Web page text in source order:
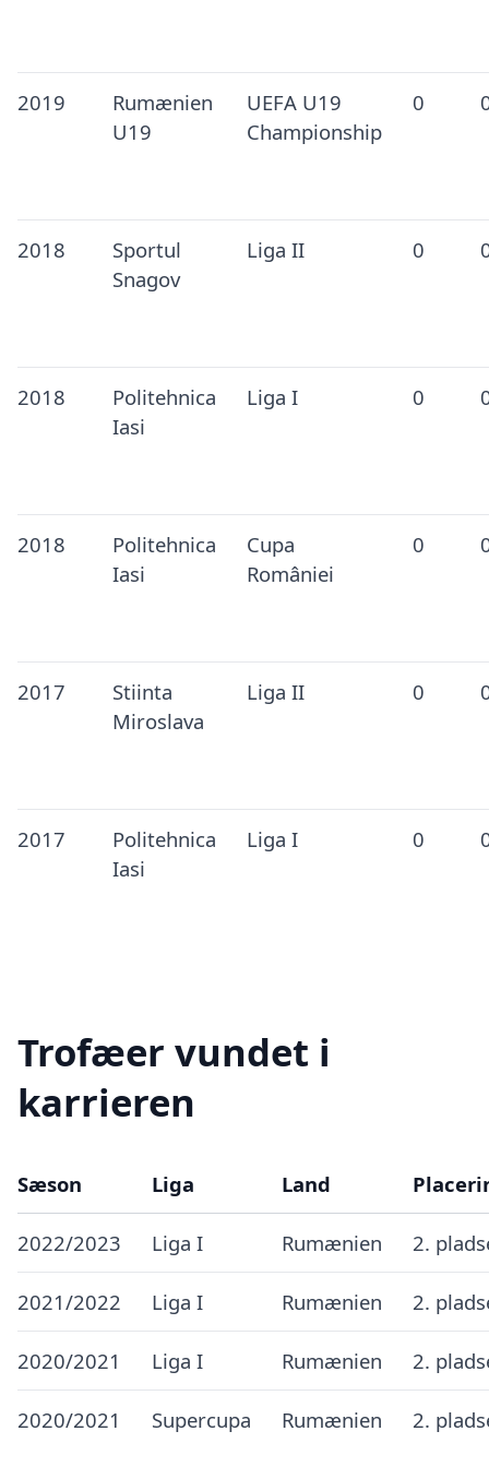
2019
Rumænien
U19
UEFA U19
Championship
0
2018
Sportul
Snagov
Liga II 0
2018
Politehnica
Iasi
Liga I 0
2018
Politehnica
Iasi
Cupa
României
0
2017
Stiinta
Miroslava
Liga II 0
2017
Politehnica
Iasi
Liga I 0
Trofæer vundet i
karrieren
Sæson Liga Land
2022/2023 Liga I Rumænien 2.
2021/2022 Liga I Rumænien 2.
2020/2021 Liga I Rumænien 2.
2020/2021 Supercupa Rumænien 2.